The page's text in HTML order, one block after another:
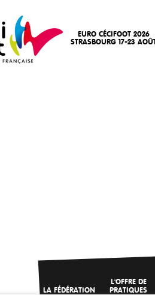
EURO CÉCIFOOT 2026
STRASBOURG 17-23
LA FÉDÉRATION
L'OFFRE DE
PRATIQUES